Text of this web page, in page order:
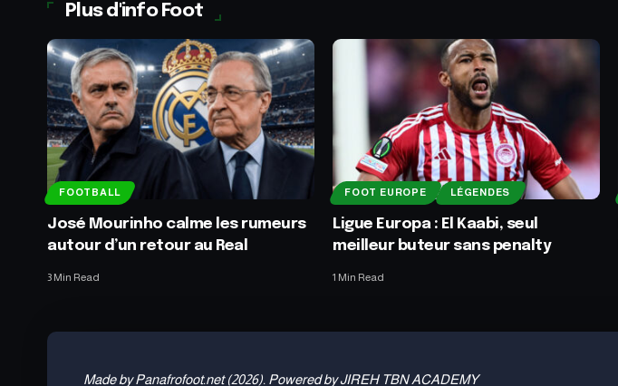
Plus d'info Foot
FOOTBALL
José Mourinho calme les rumeurs
autour d’un retour au Real
3 Min Read
FOOT EUROPE LÉGENDES
Ligue Europa : El Kaabi, seul
meilleur buteur sans penalty
1 Min Read
Made by Panafrofoot.net (2026). Powered by JIREH TBN ACADEMY